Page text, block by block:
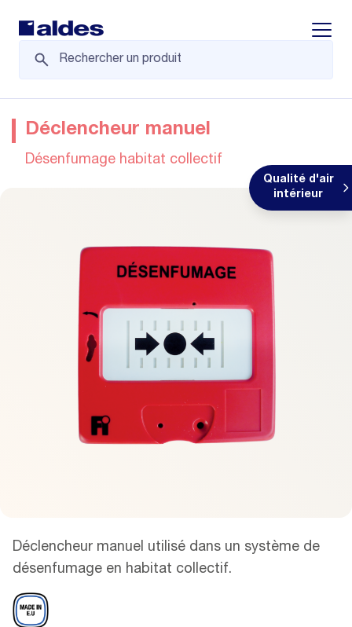
Qualité d'air
intérieur
Déclencheur manuel
Désenfumage habitat collectif
Déclencheur manuel utilisé dans un système de
désenfumage en habitat collectif.